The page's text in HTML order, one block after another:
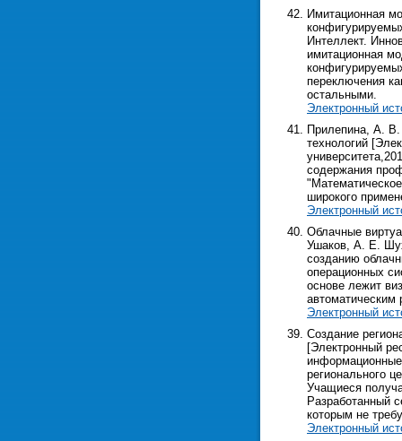
Имитационная
Интеллект.
имитационная
переключения
остальными.
Электронный
Прилепина, А. В.
технологий
содержания
широкого
Электронный
Облачные
Ушаков, А. Е.
созданию
операционных
основе лежит
Электронный
Создание
[Электронный
регионального
Учащиеся
Разработанный
которым не
Электронный